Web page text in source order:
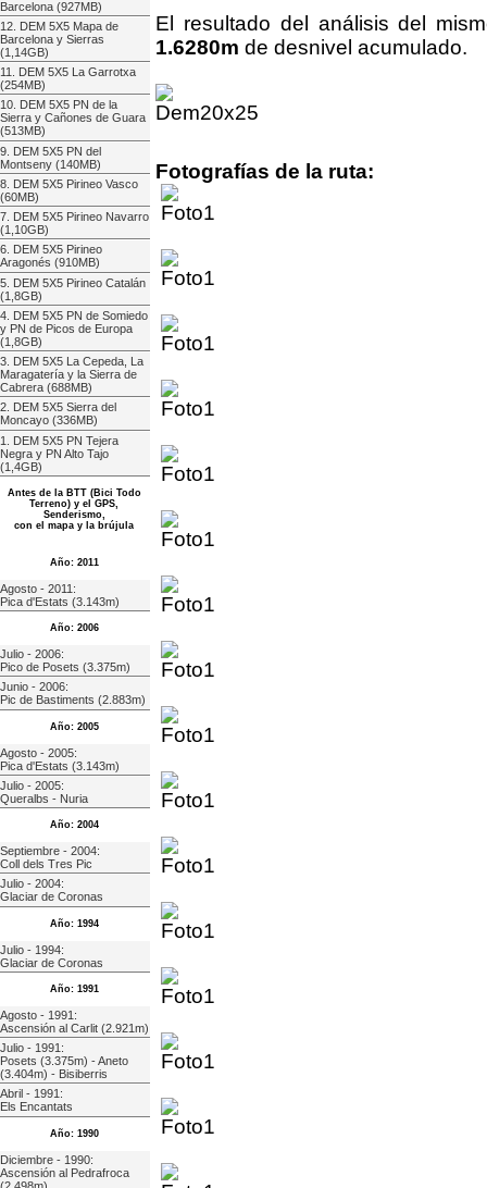
Barcelona (927MB)
12. DEM 5X5 Mapa de
Barcelona y Sierras
(1,14GB)
11. DEM 5X5 La Garrotxa
(254MB)
10. DEM 5X5 PN de la
Sierra y Cañones de Guara
(513MB)
9. DEM 5X5 PN del
Montseny (140MB)
8. DEM 5X5 Pirineo Vasco
(60MB)
7. DEM 5X5 Pirineo Navarro
(1,10GB)
6. DEM 5X5 Pirineo
Aragonés (910MB)
5. DEM 5X5 Pirineo Catalán
(1,8GB)
4. DEM 5X5 PN de Somiedo
y PN de Picos de Europa
(1,8GB)
3. DEM 5X5 La Cepeda, La
Maragatería y la Sierra de
Cabrera (688MB)
2. DEM 5X5 Sierra del
Moncayo (336MB)
1. DEM 5X5 PN Tejera
Negra y PN Alto Tajo
(1,4GB)
Antes de la BTT (Bici Todo
Terreno) y el GPS,
Senderismo,
con el mapa y la brújula
Año: 2011
Agosto - 2011:
Pica d'Estats (3.143m)
Año: 2006
Julio - 2006:
Pico de Posets (3.375m)
Junio - 2006:
Pic de Bastiments (2.883m)
Año: 2005
Agosto - 2005:
Pica d'Estats (3.143m)
Julio - 2005:
Queralbs - Nuria
Año: 2004
Septiembre - 2004:
Coll dels Tres Pic
Julio - 2004:
Glaciar de Coronas
Año: 1994
Julio - 1994:
Glaciar de Coronas
Año: 1991
Agosto - 1991:
Ascensión al Carlit (2.921m)
Julio - 1991:
Posets (3.375m) - Aneto
(3.404m) - Bisiberris
Abril - 1991:
Els Encantats
Año: 1990
Diciembre - 1990:
Ascensión al Pedrafroca
El resultado del análisis del
1.6280m de desnivel acumulado.
Fotografías de la ruta: